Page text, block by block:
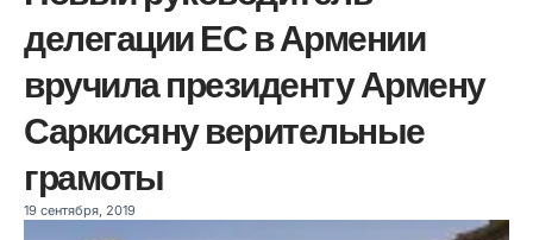
делегации ЕС в Армении
вручила президенту Армену
Саркисяну верительные
грамоты
19 сентября, 2019